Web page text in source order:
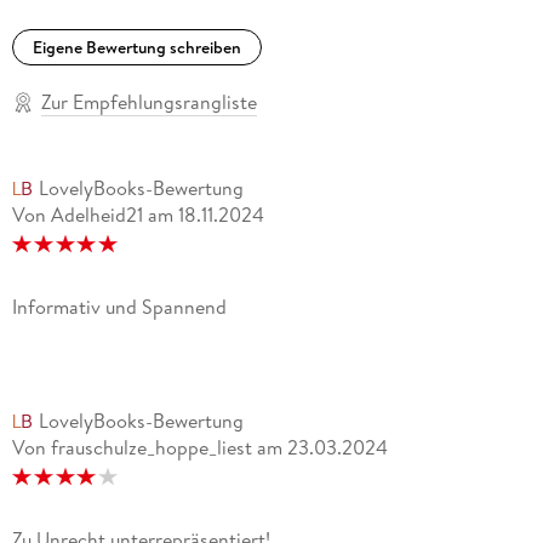
Eigene Bewertung schreiben
Zur Empfehlungsrangliste
LovelyBooks-Bewertung
Von Adelheid21 am 18.11.2024
Informativ und Spannend
LovelyBooks-Bewertung
Von frauschulze_hoppe_liest am 23.03.2024